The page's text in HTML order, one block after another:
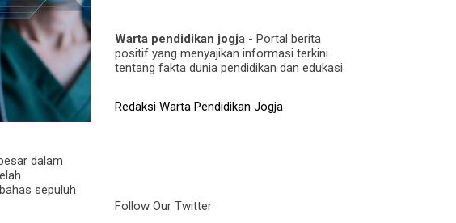
dalam
sepuluh
Warta pendidikan jogja - Portal berita
positif yang menyajikan informasi terkini
tentang fakta dunia pendidikan dan edukasi
Redaksi Warta Pendidikan Jogja
Follow Our Twitter